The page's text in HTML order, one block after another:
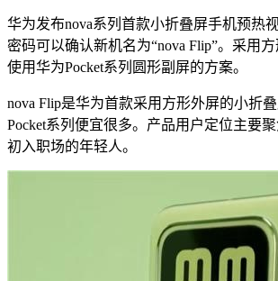
华为发布nova系列首款小折叠屏手机预热
密码可以确认新机名为“nova Flip”。采用
使用华为Pocket系列圆形副屏的方案。
nova Flip是华为首款采用方形外屏的小折
Pocket系列便宜很多。产品用户定位主要
初入职场的年轻人。